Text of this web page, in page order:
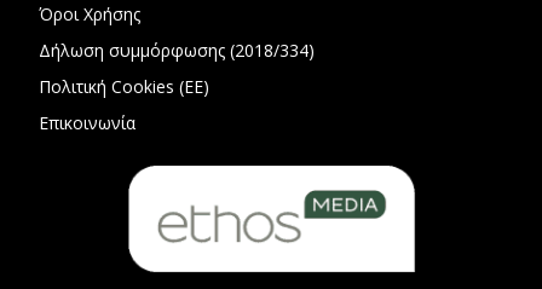
Όροι Χρήσης
Δήλωση συμμόρφωσης (2018/334)
Πολιτική Cookies (ΕΕ)
Επικοινωνία